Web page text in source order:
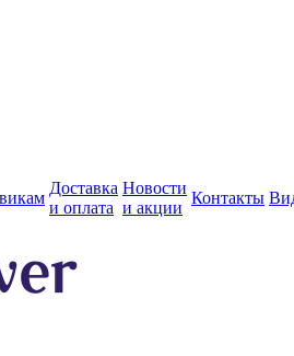
Доставка
и оплата
Новости
и акции
Контакты